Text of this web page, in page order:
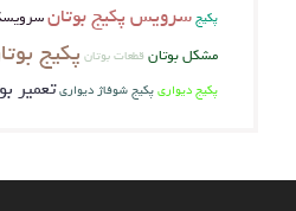
پکیجسرویس پکیج بوتان
مشکل بوتان قطعات بوتان پکیج
پکیج دیواریپکیج شوفاژ دیواریتعمیر